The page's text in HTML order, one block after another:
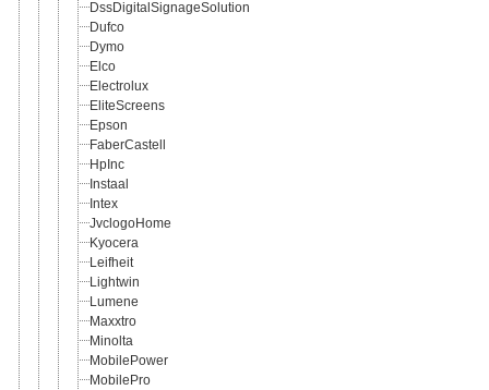
DssDigitalSignageSolution
Dufco
Dymo
Elco
Electrolux
EliteScreens
Epson
FaberCastell
HpInc
Instaal
Intex
JvclogoHome
Kyocera
Leifheit
Lightwin
Lumene
Maxxtro
Minolta
MobilePower
MobilePro